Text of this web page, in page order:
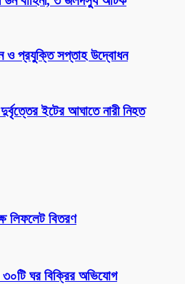
ও প্রযুক্তি সপ্তাহ উদ্বোধন
ইটের আঘাতে নারী নিহত
লিফলেট বিতরণ
ঘর বিক্রির অভিযোগ